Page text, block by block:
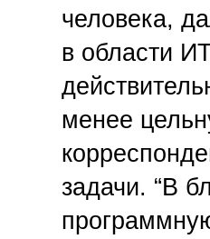
человека,
в области
менее
задачи. “В